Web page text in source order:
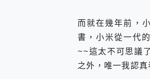
而就在幾年前，
書，小米從一代
~~這太不可思議
之外，唯一我認